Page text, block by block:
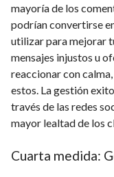
mayoría de los
podrían convertirse
utilizar para mejorar
mensajes injustos u
reaccionar con
estos. La gestión
través de las redes
mayor lealtad de los
Cuarta medida: